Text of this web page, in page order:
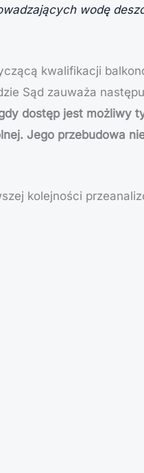
wodę
kwalifikacji
Sąd zauważa
dostęp jest możliwy
Jego przebudowa
kolejności